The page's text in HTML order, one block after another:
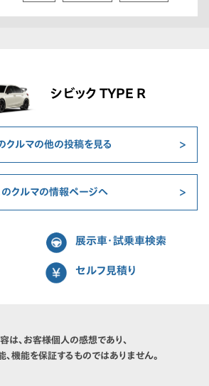
シビック TYPE R
クルマの他の投稿を見る
のクルマの情報ページへ
展示車・試乗車検索
セルフ見積り
は、お客様個人の感想であり、
機能を保証するものではありません。